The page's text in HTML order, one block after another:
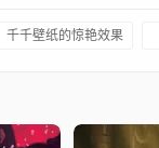
千千壁纸的惊艳效果